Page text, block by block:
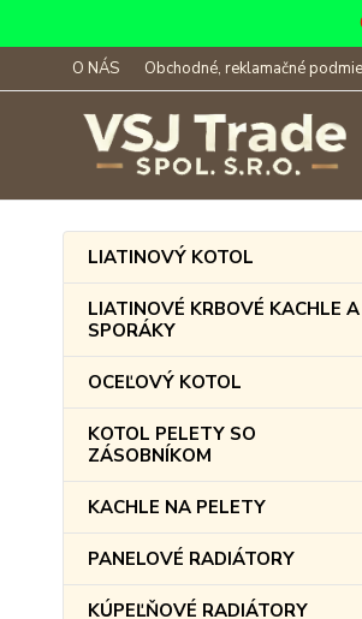
O NÁS Obchodné, reklamačné
LIATINOVÝ KOTOL
LIATINOVÉ KRBOVÉ KACHLE A
SPORÁKY
OCEĽOVÝ KOTOL
KOTOL PELETY SO
ZÁSOBNÍKOM
KACHLE NA PELETY
PANELOVÉ RADIÁTORY
KÚPEĽŇOVÉ RADIÁTORY